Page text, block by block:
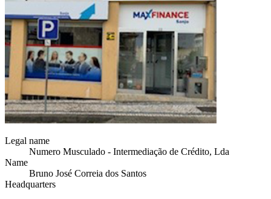
Legal name
Numero Musculado - Intermediação de Crédito, Lda
Name
Bruno José Correia dos Santos
Headquarters